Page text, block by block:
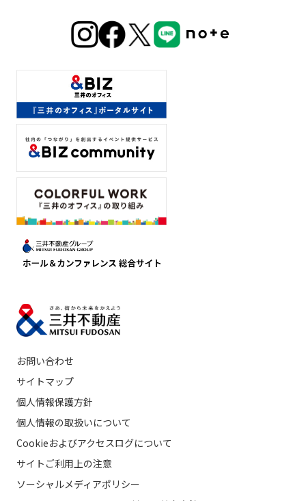
お問い合わせ
サイトマップ
個人情報保護方針
個人情報の取扱いについて
Cookieおよびアクセスログについて
サイトご利用上の注意
ソーシャルメディアポリシー